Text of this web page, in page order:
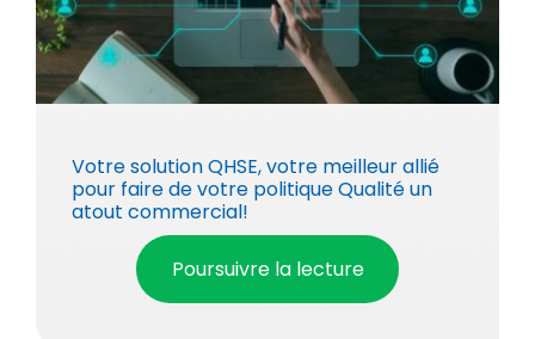
Votre solution QHSE, votre meilleur allié
pour faire de votre politique Qualité un
atout commercial!
Poursuivre la lecture